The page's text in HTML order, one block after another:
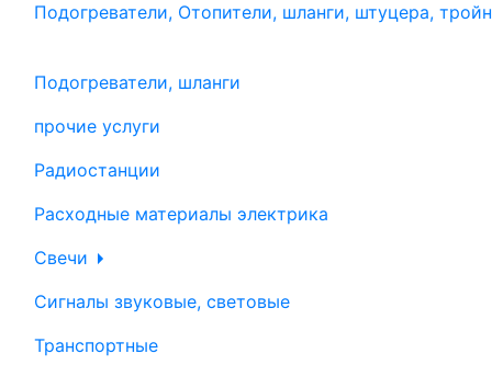
Подогреватели, Отопители, шланги, штуцера,
Подогреватели, шланги
прочие услуги
Радиостанции
Расходные материалы электрика
Свечи
Сигналы звуковые, световые
Транспортные